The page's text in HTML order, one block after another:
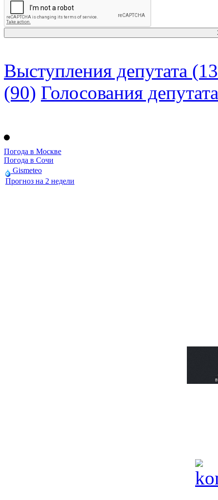
Выступления депутата
(90) Голосования депутата
Погода в Москве
Погода в Сочи
Gismeteo
Прогноз на 2 недели